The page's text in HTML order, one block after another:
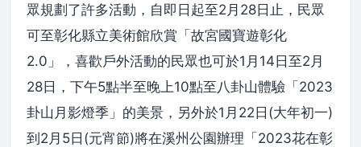
眾規劃了許多活動，自即日起至2月28日止，民眾
可至彰化縣立美術館欣賞「故宮國寶遊彰化
2.0」，喜歡戶外活動的民眾也可於1月14日至2月
28日，下午5點半至晚上10點至八卦山體驗「2023
卦山月影燈季」的美景，另外於1月22日(大年初一)
到2月5日(元宵節)將在溪州公園辦理「2023花在彰